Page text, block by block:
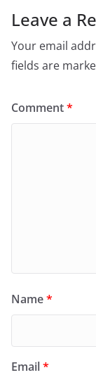
Leave a
Your email
fields are
Comment*
Name*
Email*